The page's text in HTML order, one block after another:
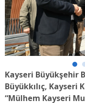
Kayseri Büyükşehir
Büyükkılıç, Kayseri
“Mülhem Kayseri